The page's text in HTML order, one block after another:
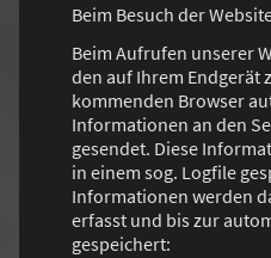
Beim Besuch der
Beim Aufrufen unserer
den auf Ihrem Endgerät
kommenden Browser
Informationen an den
gesendet. Diese
in einem sog. Logfile
Informationen werden
erfasst und bis zur
gespeichert: